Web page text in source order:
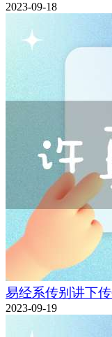
2023-09-18
易经系传别讲下
2023-09-19